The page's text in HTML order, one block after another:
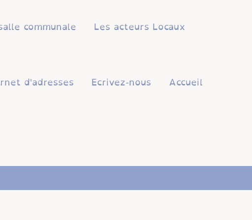
communale Les acteurs Locaux
d'adresses Ecrivez-nous Accueil